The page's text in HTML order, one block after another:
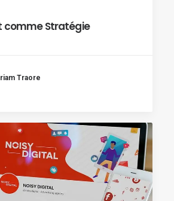
comme Stratégie
Traore